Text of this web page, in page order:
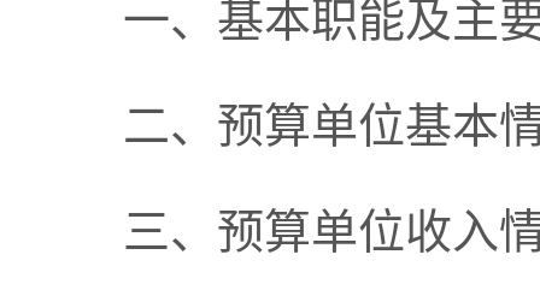
一、基本职能及主
二、预算单位基本
三、预算单位收入